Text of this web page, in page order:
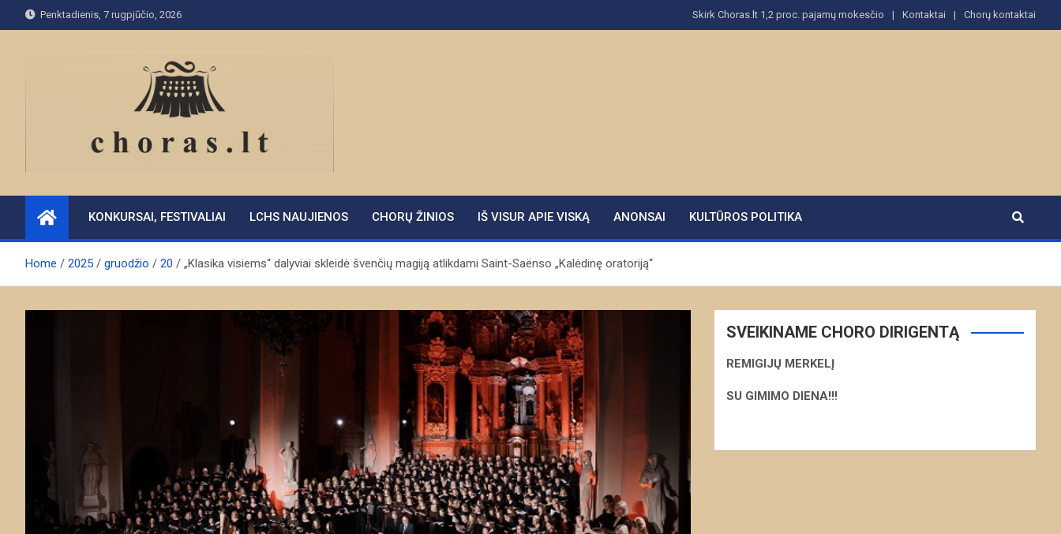
to
Penktadienis, 7 rugpjūčio, 2026 Skirk Choras.lt 1,2 proc. pajamų mokesčio Kontaktai Chorų kontaktai
KONKURSAI, FESTIVALIAI LCHS NAUJIENOS CHORŲ ŽINIOS IŠ VISUR APIE VISKĄ ANONSAI KULTŪROS POLITIKA
Home 2025 gruodžio 20 „Klasika visiems“ dalyviai skleidė švenčių magiją atlikdami Saint-Saënso „Kalėdinę oratoriją“
SVEIKINAME CHORO DIRIGENTĄ
REMIGIJŲ MERKELĮ
SU GIMIMO DIENA!!!